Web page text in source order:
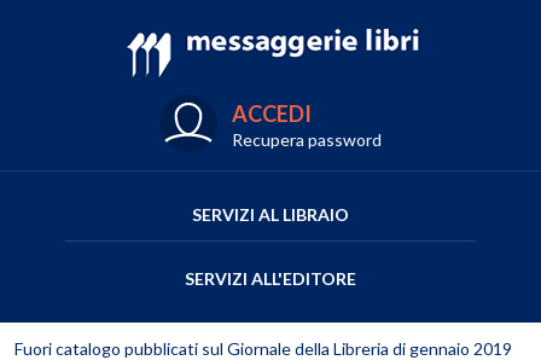
ACCEDI
Recupera password
SERVIZI AL LIBRAIO
SERVIZI ALL'EDITORE
Fuori catalogo pubblicati sul Giornale della Libreria di gennaio 2019